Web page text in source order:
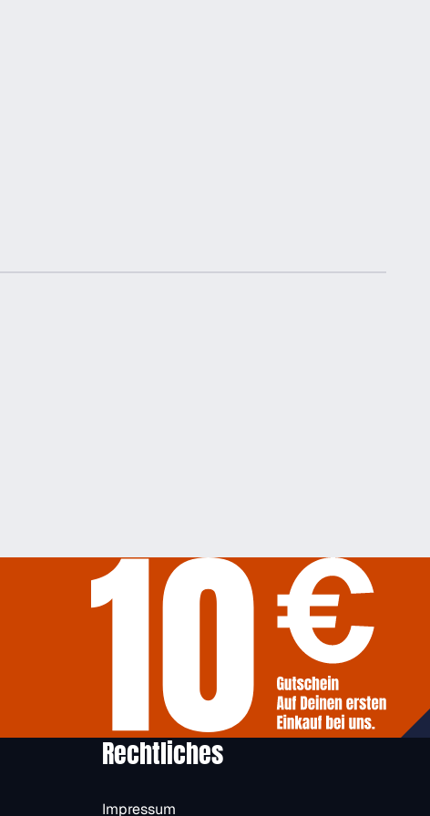
Rechtliches
Impressum